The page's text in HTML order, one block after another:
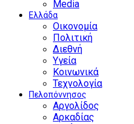
Media
Ελλάδα
Οικονομία
Πολιτική
Διεθνή
Υγεία
Κοινωνικά
Τεχνολογία
Πελοπόννησος
Αργολίδος
Αρκαδίας